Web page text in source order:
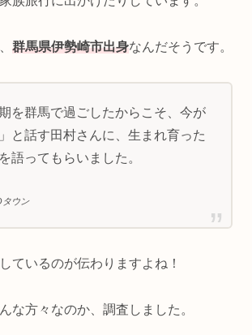
群馬県伊勢崎市出身なんだそうです。
を群馬で過ごしたからこそ、今が
と話す田村さんに、生まれ育った
語ってもらいました。
タウン
ているのが伝わりますよね！
な方々なのか、調査しました。